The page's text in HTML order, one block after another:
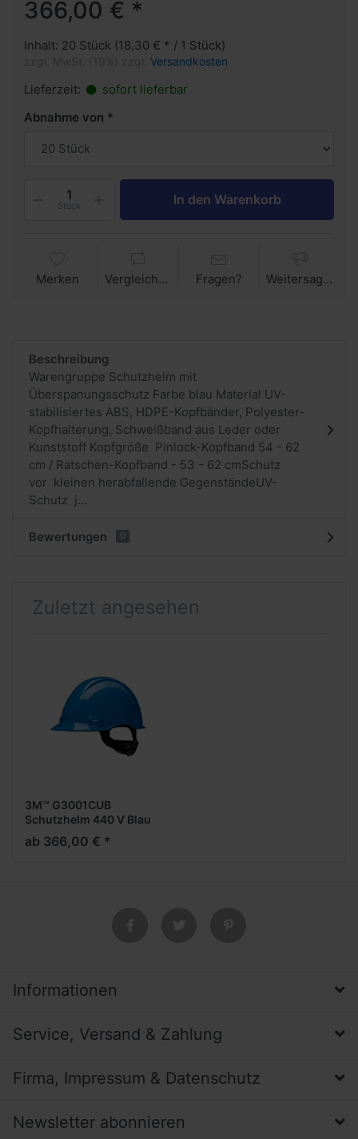
366,00 € *
Inhalt: 20 Stück (18,30 € * / 1 Stück)
Versandkosten
Lieferzeit:
sofort lieferbar
Abnahme von
Stück In den Warenkorb
Merken Vergleichen Fragen? Weitersagen
Beschreibung
Warengruppe Schutzhelm mit
Überspanungsschutz Farbe blau Material UV-
stabilisiertes ABS, HDPE-Kopfbänder, Polyester-
Kopfhalterung, Schweißband aus Leder oder
Kunststoff Kopfgröße Pinlock-Kopfband 54 - 62
cm / Ratschen-Kopfband - 53 - 62 cmSchutz
vor kleinen herabfallende GegenständeUV-
Schutz j...
Bewertungen 0
Zuletzt angesehen
3M™ G3001CUB
Schutzhelm 440 V Blau
ab 366,00 € *
Informationen
Service, Versand & Zahlung
Firma, Impressum & Datenschutz
Newsletter abonnieren